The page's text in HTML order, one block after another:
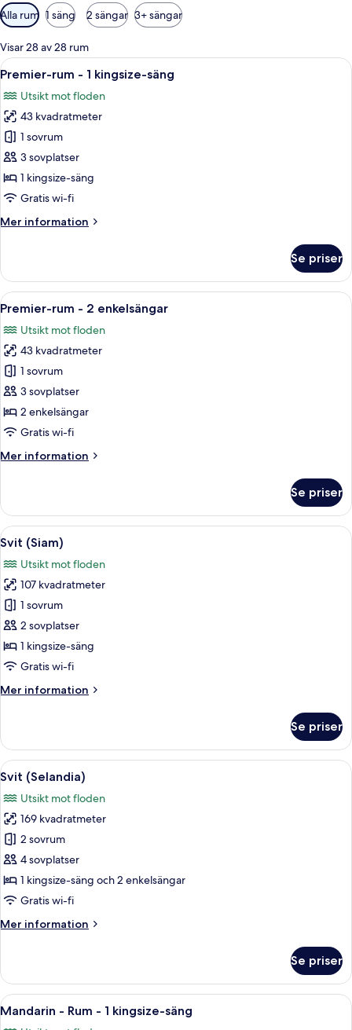
Tillgängliga
filter
för
rum
Alla rum 1 säng 2 sängar 3+ sängar
Visar 28 av 28 rum
Öppna
alla
foton
för
Premier-
rum
-
1
säng
Ett rymligt hotellrum med en stor
6
Premier-rum - 1 kingsize-säng
Utsikt mot floden
43 kvadratmeter
1 sovrum
3 sovplatser
1 kingsize-säng
Gratis wi-fi
Mer information
Mer
rum
1
säng
Se priser
Öppna
alla
foton
för
Premier-
rum
-
2
Ett rymligt hotellrum med en stor
6
Premier-rum - 2 enkelsängar
Utsikt mot floden
43 kvadratmeter
1 sovrum
3 sovplatser
2 enkelsängar
Gratis wi-fi
Mer information
Mer
rum
2
enkelsängar
Se priser
Öppna
alla
foton
för
Svit
(Siam)
Ett rymligt vardagsrum med en stor
6
Svit (Siam)
Utsikt mot floden
107 kvadratmeter
1 sovrum
2 sovplatser
1 kingsize-säng
Gratis wi-fi
Mer information
Mer
(Siam)
Se priser
Öppna
alla
foton
för
Svit
(Selandia)
Ett rymligt vardagsrum med ett
11
Svit (Selandia)
Utsikt mot floden
169 kvadratmeter
2 sovrum
4 sovplatser
1 kingsize-säng och 2 enkelsängar
Gratis wi-fi
Mer information
Mer
(Selandia)
Se priser
Öppna
alla
Ett rymligt hotellrum med en stor
5
Mandarin - Rum - 1 kingsize-säng